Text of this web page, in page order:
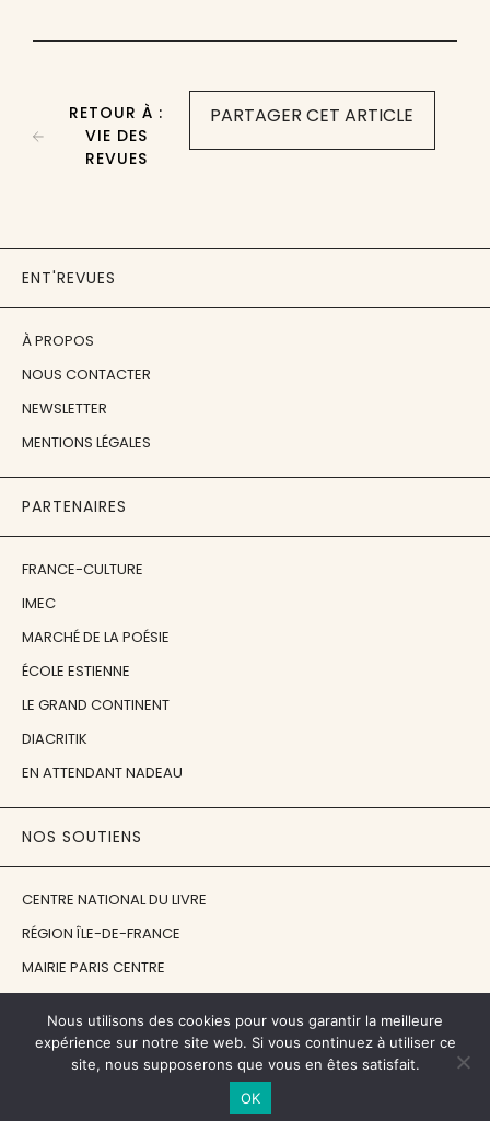
PARTAGER CET ARTICLE
RETOUR À :
VIE DES
REVUES
ENT'REVUES
À PROPOS
NOUS CONTACTER
NEWSLETTER
MENTIONS LÉGALES
PARTENAIRES
FRANCE-CULTURE
IMEC
MARCHÉ DE LA POÉSIE
ÉCOLE ESTIENNE
LE GRAND CONTINENT
DIACRITIK
EN ATTENDANT NADEAU
NOS SOUTIENS
CENTRE NATIONAL DU LIVRE
RÉGION ÎLE-DE-FRANCE
MAIRIE PARIS CENTRE
FONDATION JAN MICHALSKI
© 1998 - 2026, ENT'REVUES
Nous utilisons des cookies pour vous garantir la meilleure
expérience sur notre site web. Si vous continuez à utiliser ce
site, nous supposerons que vous en êtes satisfait.
OK